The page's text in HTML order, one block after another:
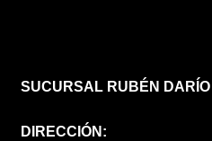
SUCURSAL RUBÉN DARÍO
DIRECCIÓN: